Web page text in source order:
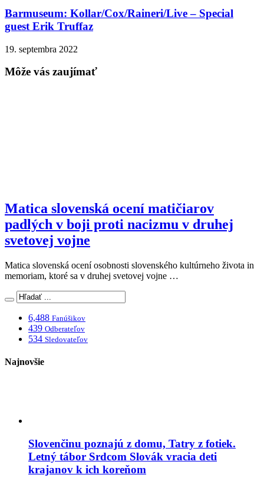
Barmuseum: Kollar/Cox/Raineri/Live – Special
guest Erik Truffaz
19. septembra 2022
Môže vás zaujímať
Matica slovenská ocení matičiarov
padlých v boji proti nacizmu v druhej
svetovej vojne
Matica slovenská ocení osobnosti slovenského kultúrneho života in
memoriam, ktoré sa v druhej svetovej vojne …
6,488 Fanúšikov
439 Odberateľov
534 Sledovateľov
Najnovšie
Slovenčinu poznajú z domu, Tatry z fotiek.
Letný tábor Srdcom Slovák vracia deti
krajanov k ich koreňom